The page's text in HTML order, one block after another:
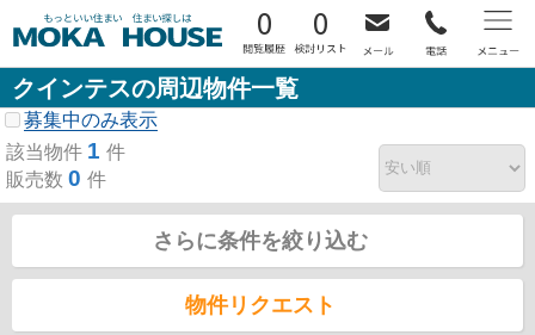
0 0
クインテスの周辺物件一覧
募集中のみ表示
該当物件 1 件
販売数 0 件
さらに条件を絞り込む
物件リクエスト